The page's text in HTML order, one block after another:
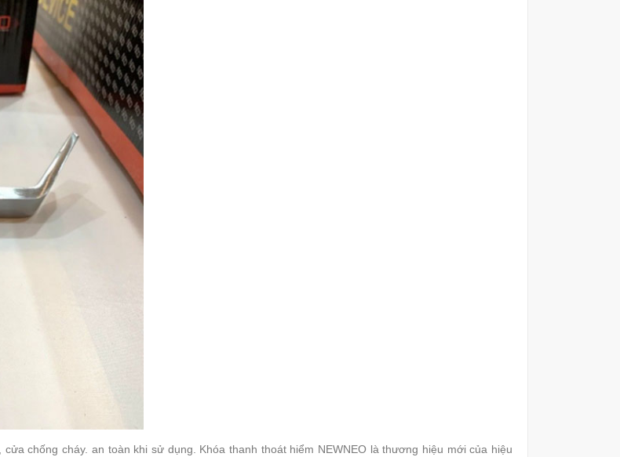
chống cháy. an toàn khi sử dụng. Khóa thanh thoát hiểm NEWNEO là thương hiệu mới của hiệu